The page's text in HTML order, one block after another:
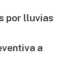
por lluvias
a